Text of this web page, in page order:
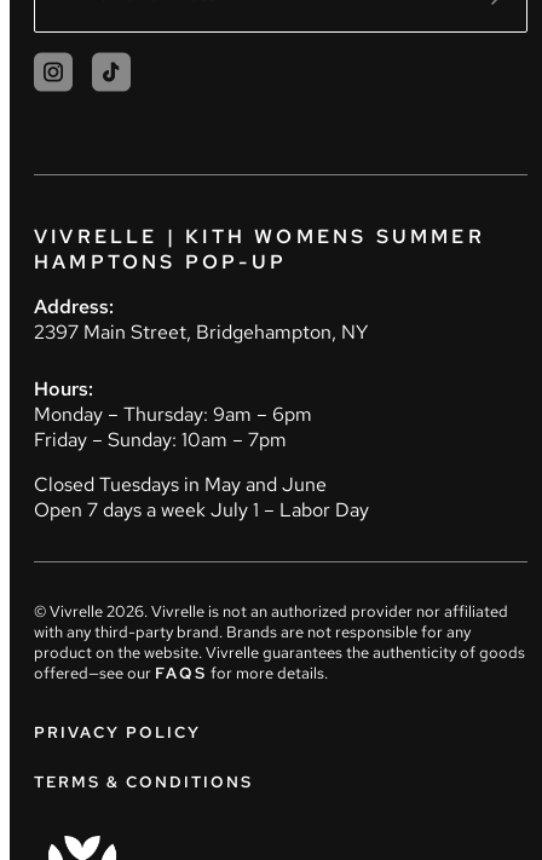
VIVRELLE | KITH WOMENS SUMMER
HAMPTONS POP-UP
Address:
2397 Main Street, Bridgehampton, NY
Hours:
Monday – Thursday: 9am – 6pm
Friday – Sunday: 10am – 7pm
Closed Tuesdays in May and June
Open 7 days a week July 1 – Labor Day
© Vivrelle2026. Vivrelle is not an authorized provider nor affiliated
with any third-party brand. Brands are not responsible for any
product on the website. Vivrelle guarantees the authenticity of goods
offered—see our FAQS for more details.
PRIVACY POLICY
TERMS & CONDITIONS